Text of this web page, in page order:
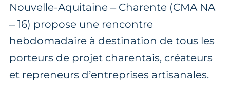
Nouvelle-Aquitaine – Charente (CMA NA
– 16) propose une rencontre
hebdomadaire à destination de tous les
porteurs de projet charentais, créateurs
et repreneurs d’entreprises artisanales.